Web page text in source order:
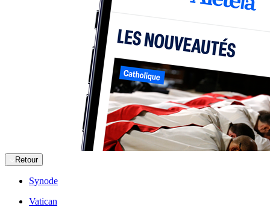
Retour
Synode
Vatican